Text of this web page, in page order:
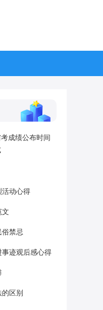
成绩公布时间
活动心得
文
俗禁忌
迹观后感心得
区别